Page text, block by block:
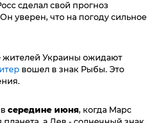
сделал свой прогноз
уверен, что на погоду сильное
жителей Украины ожидают
вошел в знак Рыбы. Это
середине июня, когда Марс